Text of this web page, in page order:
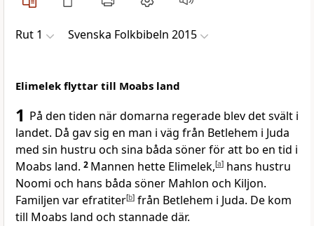
Rut 1 Svenska Folkbibeln 2015
Elimelek flyttar till Moabs land
1 På den tiden när domarna regerade blev det svält i
landet. Då gav sig en man i väg från Betlehem i Juda
med sin hustru och sina båda söner för att bo en tid i
Moabs land. 2 Mannen hette Elimelek,[a] hans hustru
Noomi och hans båda söner Mahlon och Kiljon.
Familjen var efratiter[b] från Betlehem i Juda. De kom
till Moabs land och stannade där.